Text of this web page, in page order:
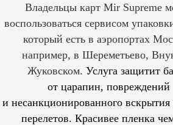
Владельцы карт Mir Supreme
воспользоваться сервисом
который есть в аэропортах
например, в Шереметьево,
Жуковском. Услуга защитит
от царапин, повреждений
и несанкционированного вскрытия
перелетов. Красивее пленка